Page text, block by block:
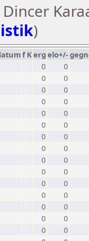
)
f Kerg elo+/-
0
0
0
0
0
0
0
0
0
0
0
0
0
0
0
0
0
0
0
0
0
0
0
0
0
0
0
0
0
0